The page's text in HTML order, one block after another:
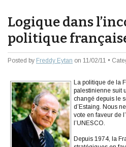
Logique dans
politique
Posted by Freddy Eytan on 11/02/11 •
La politique de la
palestinienne suit
changé depuis le
d’Estaing. Nous
vote en faveur de
l’UNESCO.
Depuis 1974, la